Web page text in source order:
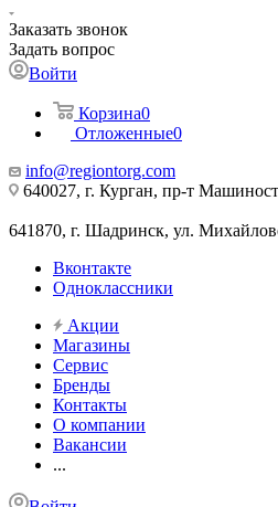
Заказать звонок
Задать вопрос
Войти
Корзина0
Отложенные0
info@regiontorg.com
640027, г. Курган, пр-т
641870, г. Шадринск, ул.
Вконтакте
Одноклассники
Акции
Магазины
Сервис
Бренды
Контакты
О компании
Вакансии
...